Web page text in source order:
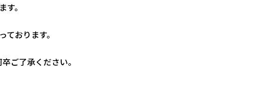
。
おります。
ご了承ください。